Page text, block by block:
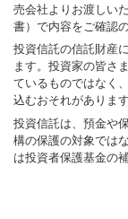
売会社よりお渡しい
書）で内容をご確認
投資信託の信託財産
ます。投資家の皆さ
ているものではなく
込むおそれがあります
投資信託は、預金や
構の保護の対象では
は投資者保護基金の